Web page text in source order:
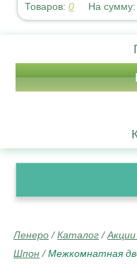
Товаров:0 На
Ленеро /Каталог /
Шпон /Межкомнатная